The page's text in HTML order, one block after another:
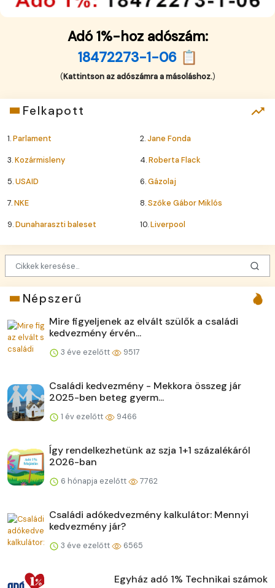
Adó 1%-hoz adószám:
18472273-1-06 📋
(Kattintson az adószámra a másoláshoz.)
Felkapott
1.Parlament 2.Jane Fonda
3.Kozármisleny 4.Roberta Flack
5.USAID 6.Gázolaj
7.NKE 8.Szőke Gábor Miklós
9.Dunaharaszti baleset 10.Liverpool
Népszerű
Mire figyeljenek az elvált szülők a családi
kedvezmény érvén...
3 éve ezelőtt 9517
Családi kedvezmény - Mekkora összeg jár
2025-ben beteg gyerm...
1 év ezelőtt 9466
Így rendelkezhetünk az szja 1+1 százalékáról
2026-ban
6 hónapja ezelőtt 7762
Családi adókedvezmény kalkulátor: Mennyi
kedvezmény jár?
3 éve ezelőtt 6565
Egyház adó 1% Technikai számok